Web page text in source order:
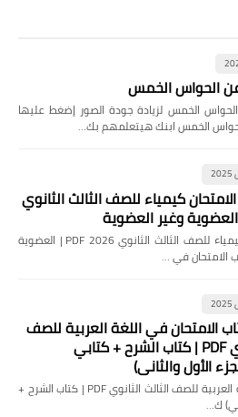
الحواس الخمس
الخمس لزيادة جودة الصور إضغط عليها
الخمس ابنك هيتعلمهم بك…
كيمياء للصف الثالث الثانوي
📘 تحميل كتاب الامتحان في الكيمياء للصف الثالث الثانوي 2026 PDF | العضوية
الامتحان في …
الامتحان في اللغة العربية للصف
الثالث الثانوي PDF | كتاب الشرح + كتابي
الأول والثاني)
📘 تحميل كتاب الامتحان في اللغة العربية للصف الثالث الثانوي PDF | كتاب الشرح +
ك…